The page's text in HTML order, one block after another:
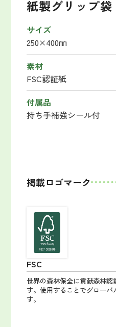
紙製グリップ袋
サイズ
250×400㎜
素材
FSC認証紙
付属品
持ち手補強シール付
掲載ロゴマーク
FSC
世界の森林保全に貢献森林
す。使用することでグローバ
す。